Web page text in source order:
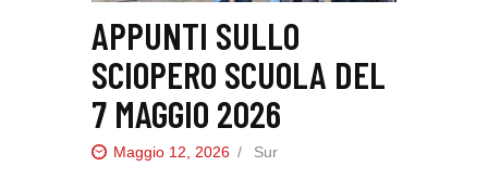
INTERNAZIONALE
RASSEGNA STAMPA
APPUNTI SULLO
SCIOPERO SCUOLA DEL
7 MAGGIO 2026
Maggio 12, 2026 Sur